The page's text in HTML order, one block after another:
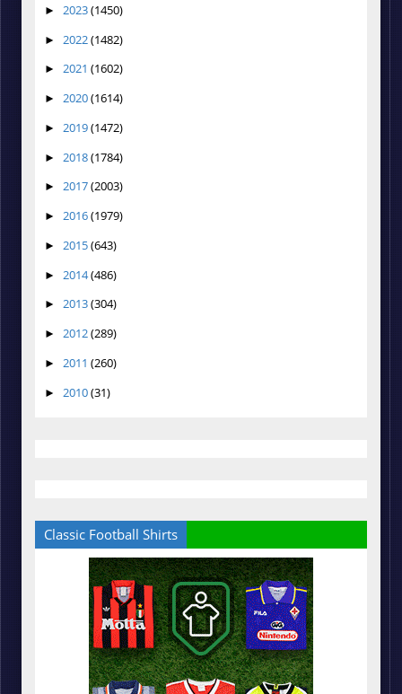
► 2023(1450)
► 2022(1482)
► 2021 (1602)
► 2020(1614)
► 2019(1472)
► 2018(1784)
► 2017(2003)
► 2016(1979)
► 2015(643)
► 2014(486)
► 2013(304)
► 2012(289)
► 2011 (260)
► 2010(31)
Classic Football Shirts